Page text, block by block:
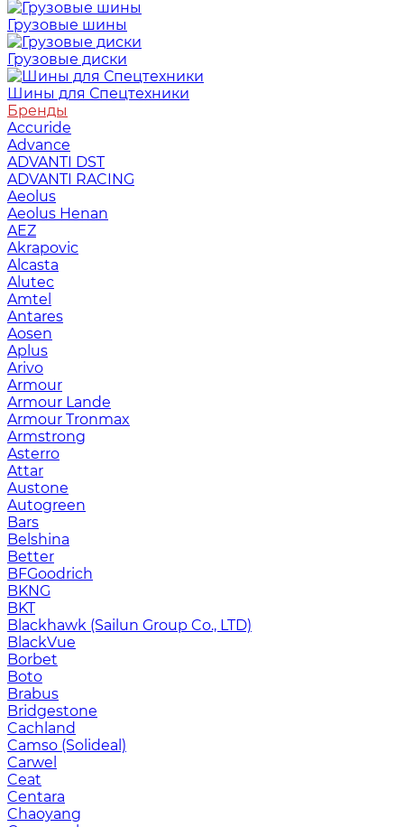
Грузовые шины
Грузовые диски
Шины для Спецтехники
Бренды
Accuride
Advance
ADVANTI DST
ADVANTI RACING
Aeolus
Aeolus Henan
AEZ
Akrapovic
Alcasta
Alutec
Amtel
Antares
Aosen
Aplus
Arivo
Armour
Armour Lande
Armour Tronmax
Armstrong
Asterro
Attar
Austone
Autogreen
Bars
Belshina
Better
BFGoodrich
BKNG
BKT
Blackhawk (Sailun Group Co., LTD)
BlackVue
Borbet
Boto
Brabus
Bridgestone
Cachland
Camso (Solideal)
Carwel
Ceat
Centara
Chaoyang